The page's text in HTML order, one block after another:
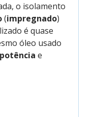
o isolamento
(impregnado)
é quase
óleo usado
e